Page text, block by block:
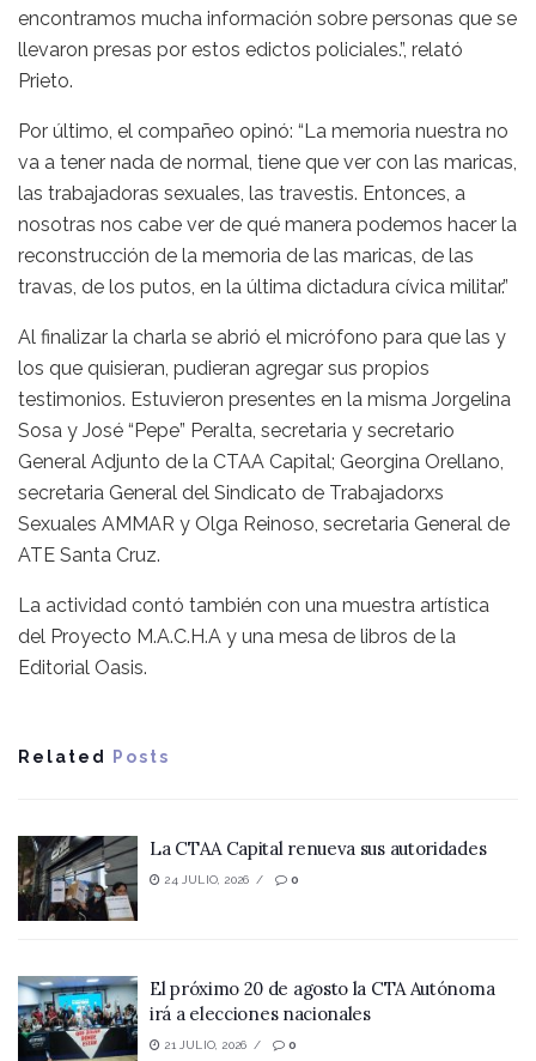
encontramos mucha información sobre personas que se
llevaron presas por estos edictos policiales.”, relató
Prieto.
Por último, el compañeo opinó: “La memoria nuestra no
va a tener nada de normal, tiene que ver con las maricas,
las trabajadoras sexuales, las travestis. Entonces, a
nosotras nos cabe ver de qué manera podemos hacer la
reconstrucción de la memoria de las maricas, de las
travas, de los putos, en la última dictadura cívica militar.”
Al finalizar la charla se abrió el micrófono para que las y
los que quisieran, pudieran agregar sus propios
testimonios. Estuvieron presentes en la misma Jorgelina
Sosa y José “Pepe” Peralta, secretaria y secretario
General Adjunto de la CTAA Capital; Georgina Orellano,
secretaria General del Sindicato de Trabajadorxs
Sexuales AMMAR y Olga Reinoso, secretaria General de
ATE Santa Cruz.
La actividad contó también con una muestra artística
del Proyecto M.A.C.H.A y una mesa de libros de la
Editorial Oasis.
Related Posts
La CTAA Capital renueva sus autoridades
24 JULIO, 2026 0
El próximo 20 de agosto la CTA Autónoma
irá a elecciones nacionales
21 JULIO, 2026 0